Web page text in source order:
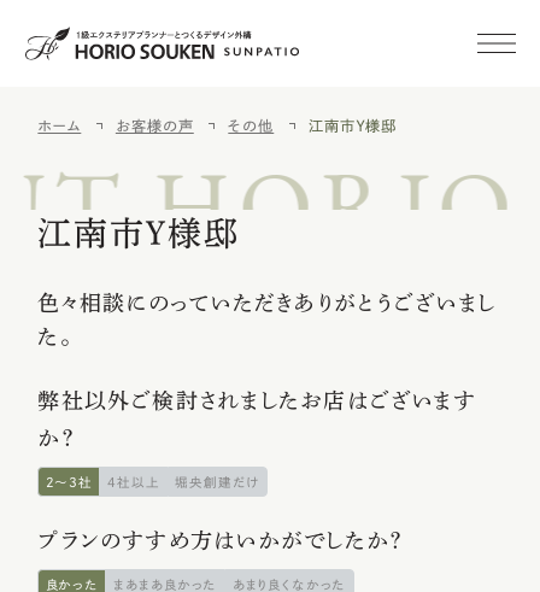
施工事例
空き家
施工メニュー
主な対応エリア
ホーム お客様の声 その他 江南市Ｙ様邸
HORIO
江南市Ｙ様邸
色々相談にのっていただきありがとうございまし
た。
弊社以外ご検討されましたお店はございます
か？
2〜3社 4社以上 堀央創建だけ
プランのすすめ方はいかがでしたか？
良かった まあまあ良かった あまり良くなかった